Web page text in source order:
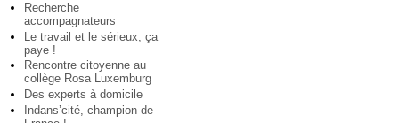
Recherche
accompagnateurs
Le travail et le sérieux, ça
paye !
Rencontre citoyenne au
collège Rosa Luxemburg
Des experts à domicile
Indans’cité, champion de